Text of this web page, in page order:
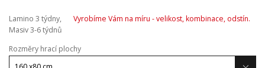
Lamino 3 týdny,
Masiv 3-6 týdnů
Vyrobíme Vám na míru - velikost, kombinace, odstín.
Rozměry hrací plochy